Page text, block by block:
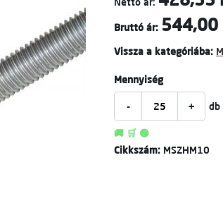
Bruttó ár: 544,00
Vissza a kategóriába:
Mennyiség
- + db
🚚 🛒 🟢
Cikkszám: MSZHM10